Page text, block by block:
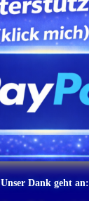
Unser Dank geht an: